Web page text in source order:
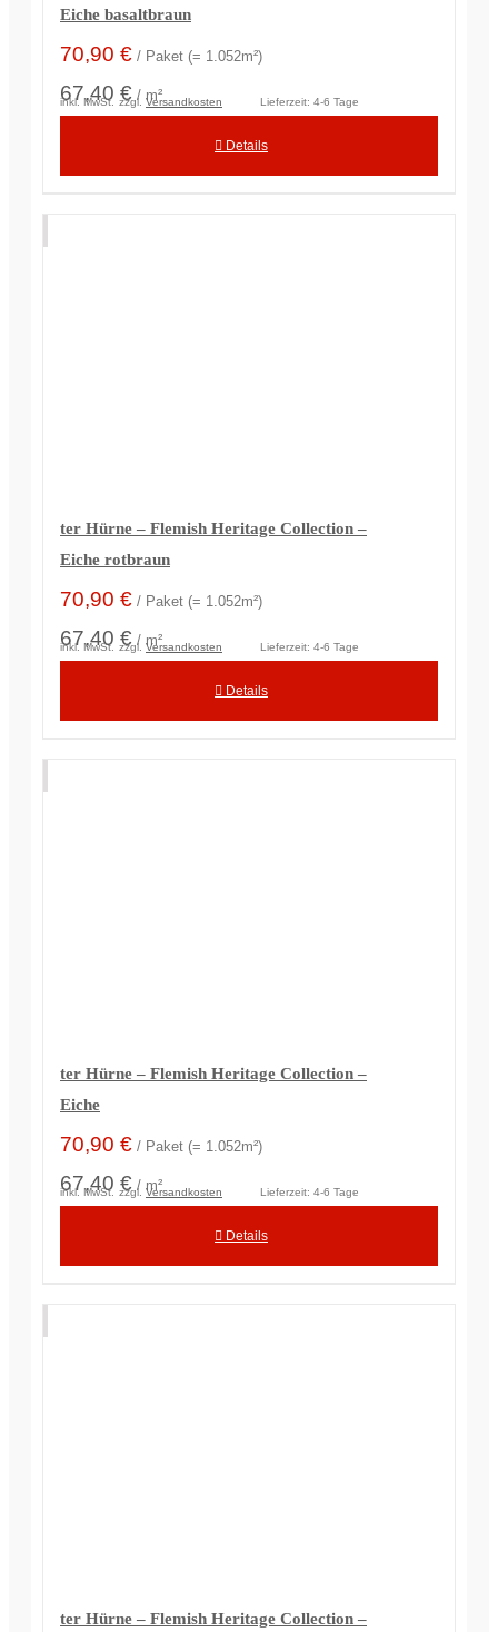
Eiche basaltbraun
70,90 € / Paket (= 1.052m²)
67,40 € / m²
inkl. MwSt. zzgl. Versandkosten Lieferzeit: 4-6 Tage
Details
ter Hürne – Flemish Heritage Collection –
Eiche rotbraun
70,90 € / Paket (= 1.052m²)
67,40 € / m²
inkl. MwSt. zzgl. Versandkosten Lieferzeit: 4-6 Tage
Details
ter Hürne – Flemish Heritage Collection –
Eiche
70,90 € / Paket (= 1.052m²)
67,40 € / m²
inkl. MwSt. zzgl. Versandkosten Lieferzeit: 4-6 Tage
Details
ter Hürne – Flemish Heritage Collection –